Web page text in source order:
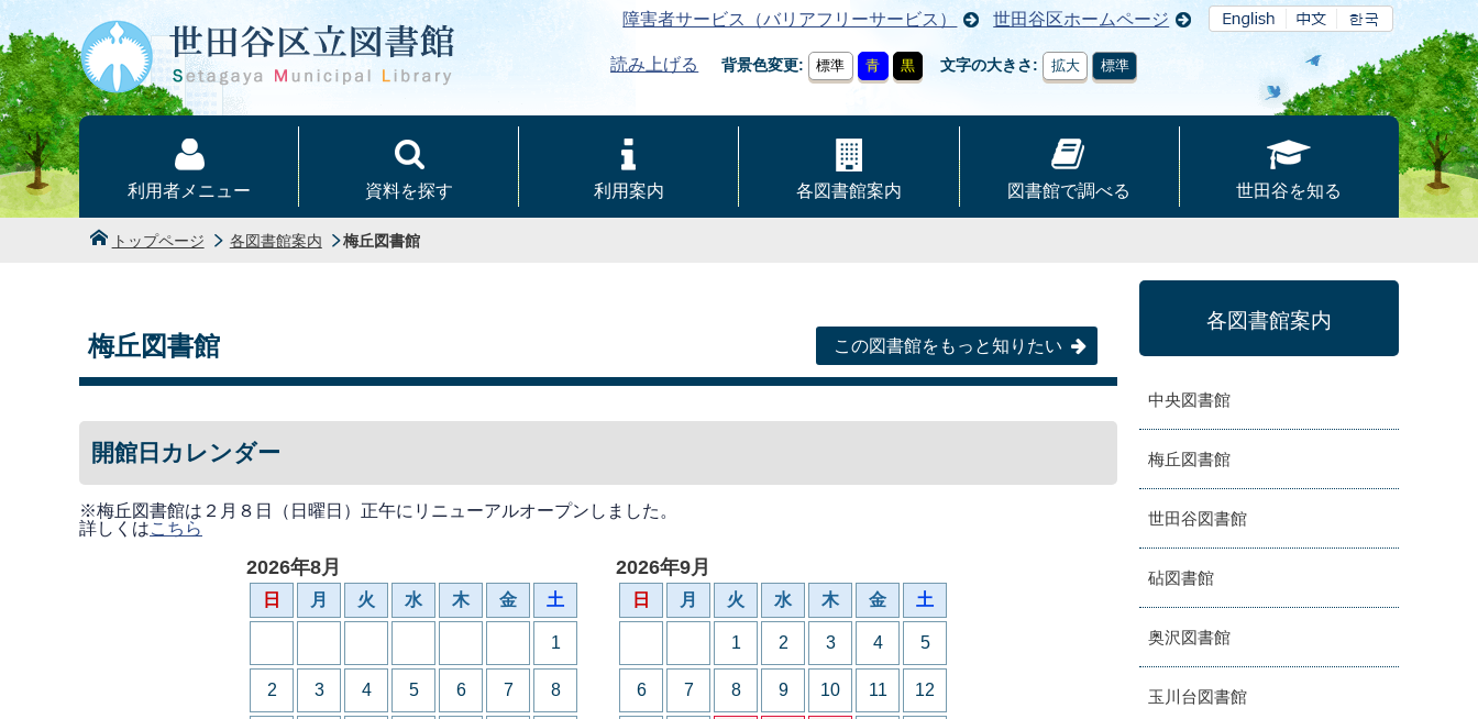
本文へ
障害者サービス（バリアフリーサービス） 世田谷区ホームページ
読み上げる 背景色変更 標準 青 黒 文字の大きさ 拡大 標準
利用者メニュー 資料を探す 利用案内 各図書館案内 図書館で調べる 世田谷を知る
トップページ 各図書館案内 梅丘図書館
梅丘図書館 この図書館をもっと知りたい
開館日カレンダー
※梅丘図書館は２月８日（日曜日）正午にリニューアルオープンしました。
詳しくはこちら
2026年8月
日 月 火 水 木 金 土
1
2 3 4 5 6 7 8
2026年9月
日 月 火 水 木 金 土
1 2 3 4 5
6 7 8 9 10 11 12
各図書館案内
中央図書館
梅丘図書館
世田谷図書館
砧図書館
奥沢図書館
玉川台図書館